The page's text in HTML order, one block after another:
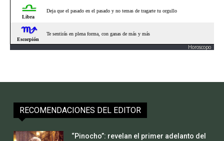
Horoscopo
RECOMENDACIONES DEL EDITOR
“Pinocho”: revelan el primer adelanto del